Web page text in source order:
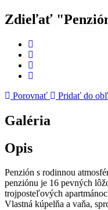
Zdieľať
Porovnať Pridať do
Galéria
Opis
Penzión s rodinnou
penziónu je 16 pevných
trojposteľových
Vlastná kúpelňa a vaňa,